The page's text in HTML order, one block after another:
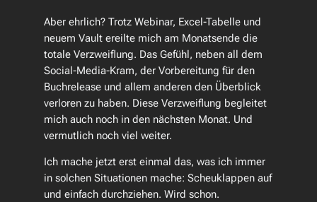
Aber ehrlich? Trotz Webinar, Excel-Tabelle und
neuem Vault ereilte mich am Monatsende die
totale Verzweiflung. Das Gefühl, neben all dem
Social-Media-Kram, der Vorbereitung für den
Buchrelease und allem anderen den Überblick
verloren zu haben. Diese Verzweiflung begleitet
mich auch noch in den nächsten Monat. Und
vermutlich noch viel weiter.
Ich mache jetzt erst einmal das, was ich immer
in solchen Situationen mache: Scheuklappen auf
und einfach durchziehen. Wird schon.